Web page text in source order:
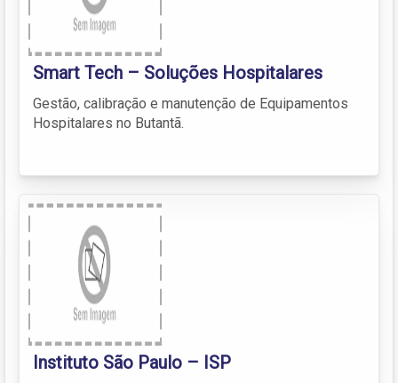
Smart Tech – Soluções Hospitalares
Gestão, calibração e manutenção de Equipamentos
Hospitalares no Butantã.
Instituto São Paulo – ISP